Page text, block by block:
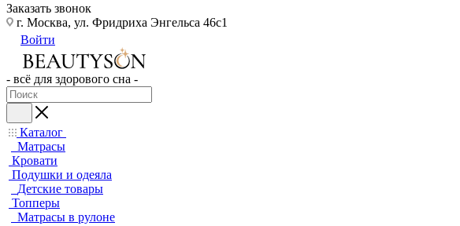
Заказать звонок
г. Москва, ул. Фридриха Энгельса 46с1
Войти
- всё для здорового сна -
Каталог
Матрасы
Кровати
Подушки и одеяла
Детские товары
Топперы
Матрасы в рулоне